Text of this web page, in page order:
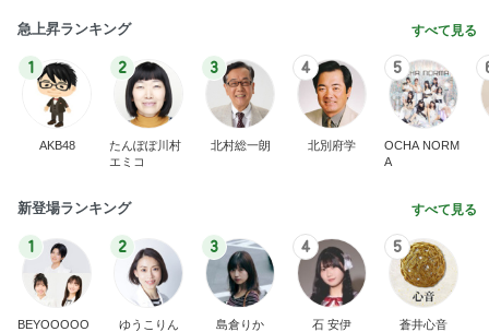
急上昇ランキング すべて見る
1
AKB48
2
たんぽぽ川村
エミコ
3
北村総一朗
4
北別府学
5
OCHA NORM
A
新登場ランキング すべて見る
1
BEYOOOOO
2
ゆうこりん
3
島倉りか
4
石 安伊
5
蒼井心音